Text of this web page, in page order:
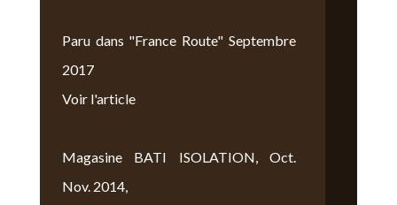
Paru dans "France Route" Septembre
2017
Voir l'article
Magasine BATI ISOLATION, Oct.
Nov. 2014,